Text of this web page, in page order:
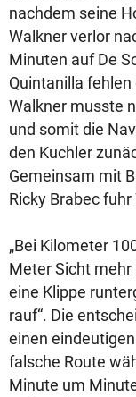
nachdem seine
Walkner verlor
Minuten auf De
Quintanilla
Walkner musste
und somit die
den Kuchler
Gemeinsam mit
Ricky Brabec
„Bei Kilometer
Meter Sicht mehr
eine Klippe
rauf“. Die
einen
falsche Route
Minute um